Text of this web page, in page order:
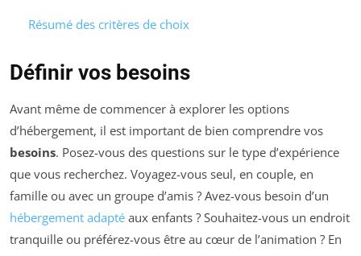
Résumé des critères de choix
Définir vos besoins
Avant même de commencer à explorer les options
d’hébergement, il est important de bien comprendre vos
besoins. Posez-vous des questions sur le type d’expérience
que vous recherchez. Voyagez-vous seul, en couple, en
famille ou avec un groupe d’amis ? Avez-vous besoin d’un
hébergement adapté aux enfants ? Souhaitez-vous un endroit
tranquille ou préférez-vous être au cœur de l’animation ? En